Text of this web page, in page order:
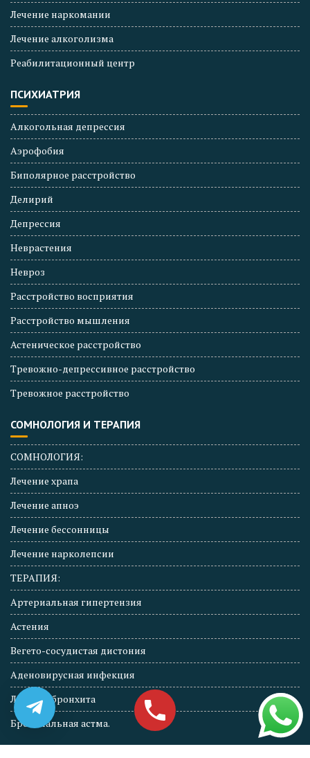
Лечение наркомании
Лечение алкоголизма
Реабилитационный центр
ПСИХИАТРИЯ
Алкогольная депрессия
Аэрофобия
Биполярное расстройство
Делирий
Депрессия
Неврастения
Невроз
Расстройство восприятия
Расстройство мышления
Астеническое расстройство
Тревожно-депрессивное расстройство
Тревожное расстройство
СОМНОЛОГИЯ И ТЕРАПИЯ
СОМНОЛОГИЯ:
Лечение храпа
Лечение апноэ
Лечение бессонницы
Лечение нарколепсии
ТЕРАПИЯ:
Артериальная гипертензия
Астения
Вегето-сосудистая дистония
Аденовирусная инфекция
Лечение бронхита
Бронхиальная астма.